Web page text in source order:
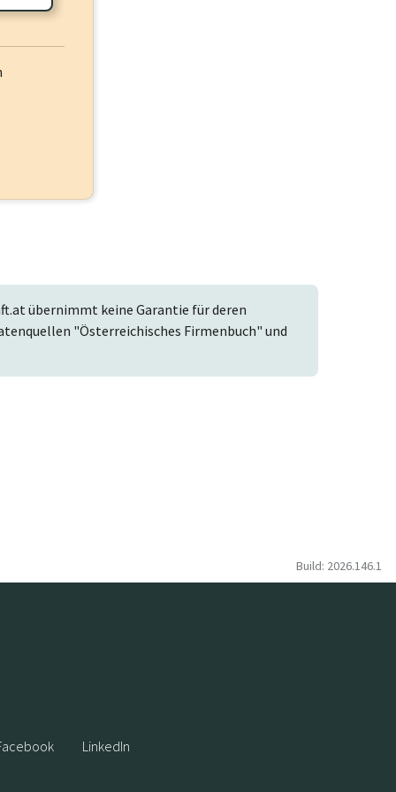
übernimmt keine Garantie für deren
"Österreichisches Firmenbuch" und
Build: 2026.146.1
LinkedIn